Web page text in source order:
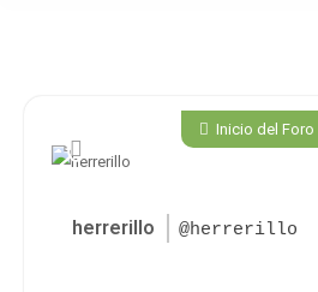
herrerillo @herrerillo
Inicio del Foro